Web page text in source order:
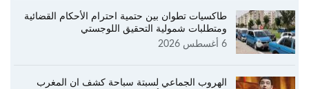
طاكسيات تطوان بين حتمية احترام الأحكام القضائية
ومتطلبات شمولية التحقيق اللوجستي
6 أغسطس 2026
الهروب الجماعي لسبتة سباحة كشف ان المغرب